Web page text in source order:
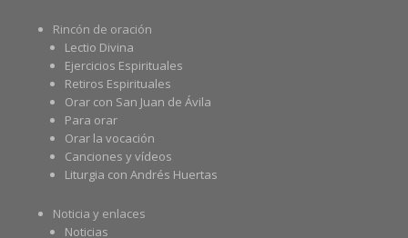
Rincón de oración
Lectio Divina
Ejercicios Espirituales
Retiros Espirituales
Orar con San Juan de Ávila
Para orar
Orar la vocación
Canciones y vídeos
Liturgia con Andrés Huertas
Noticia y enlaces
Noticias